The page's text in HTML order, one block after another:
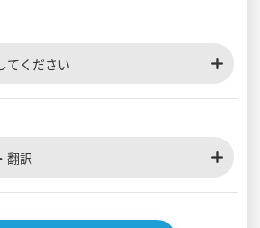
手引書
てください
翻訳